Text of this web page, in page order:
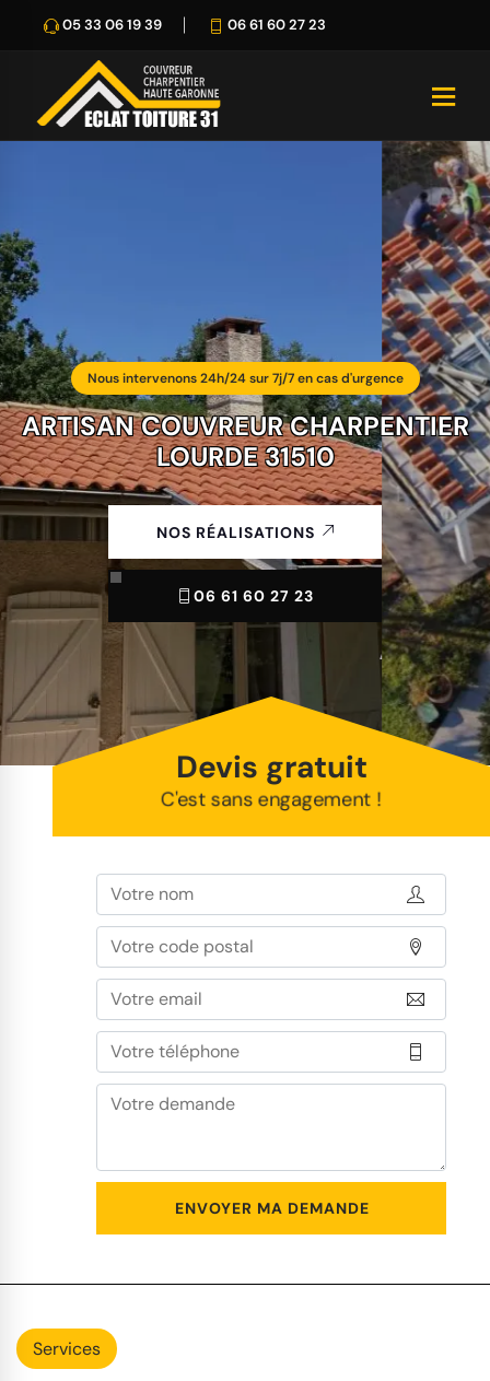
05 33 06 19 39 06 61 60 27 23
Nous intervenons 24h/24 sur 7j/7 en cas d'urgence
ARTISAN COUVREUR CHARPENTIER
LOURDE 31510
NOS RÉALISATIONS
06 61 60 27 23
Devis gratuit
C'est sans engagement !
Services